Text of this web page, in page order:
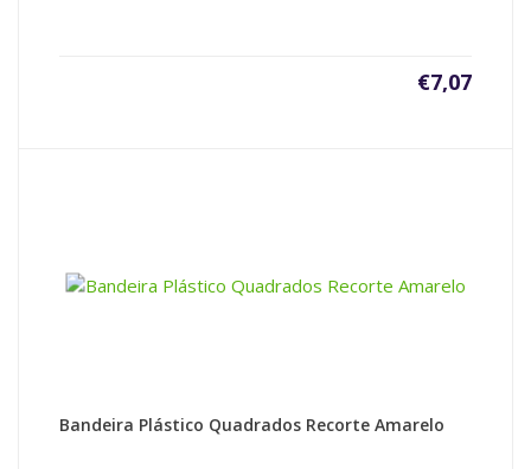
€7,07
Bandeira Plástico Quadrados Recorte Amarelo